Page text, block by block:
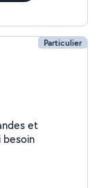
Particulier
et
besoin